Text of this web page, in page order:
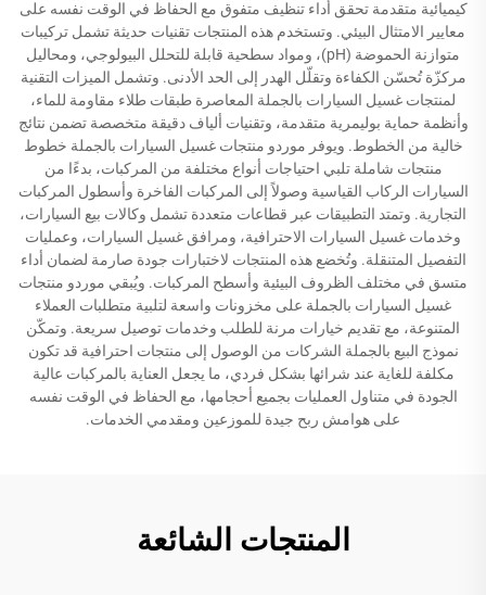
كيميائية متقدمة تحقق أداء تنظيف متفوق مع الحفاظ في الوقت نفسه على
معايير الامتثال البيئي. وتستخدم هذه المنتجات تقنيات حديثة تشمل تركيبات
متوازنة الحموضة (pH)، ومواد سطحية قابلة للتحلل البيولوجي، ومحاليل
مركزّة تُحسّن الكفاءة وتقلّل الهدر إلى الحد الأدنى. وتشمل الميزات التقنية
لمنتجات غسيل السيارات بالجملة المعاصرة طبقات طلاء مقاومة للماء،
وأنظمة حماية بوليمرية متقدمة، وتقنيات ألياف دقيقة متخصصة تضمن نتائج
خالية من الخطوط. ويوفر موردو منتجات غسيل السيارات بالجملة خطوط
منتجات شاملة تلبي احتياجات أنواع مختلفة من المركبات، بدءًا من
السيارات الركاب القياسية وصولاً إلى المركبات الفاخرة وأسطول المركبات
التجارية. وتمتد التطبيقات عبر قطاعات متعددة تشمل وكالات بيع السيارات،
وخدمات غسيل السيارات الاحترافية، ومرافق غسيل السيارات، وعمليات
التفصيل المتنقلة. وتُخضع هذه المنتجات لاختبارات جودة صارمة لضمان أداء
متسق في مختلف الظروف البيئية وأسطح المركبات. ويُبقي موردو منتجات
غسيل السيارات بالجملة على مخزونات واسعة لتلبية متطلبات العملاء
المتنوعة، مع تقديم خيارات مرنة للطلب وخدمات توصيل سريعة. وتمكّن
نموذج البيع بالجملة الشركات من الوصول إلى منتجات احترافية قد تكون
مكلفة للغاية عند شرائها بشكل فردي، ما يجعل العناية بالمركبات عالية
الجودة في متناول العمليات بجميع أحجامها، مع الحفاظ في الوقت نفسه
على هوامش ربح جيدة للموزعين ومقدمي الخدمات.
المنتجات الشائعة